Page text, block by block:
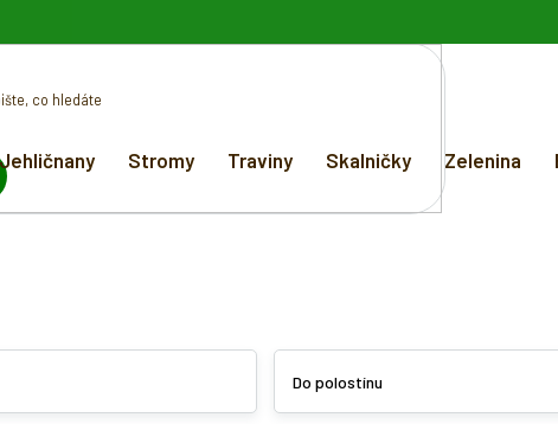
Jehličnany Stromy Traviny Skalničky Zelenina
Do polostínu